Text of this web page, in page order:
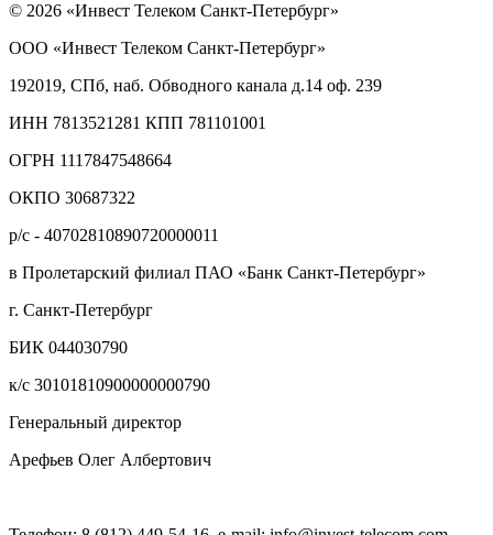
© 2026 «Инвест Телеком Санкт-Петербург»
ООО «Инвест Телеком Санкт-Петербург»
192019, СПб, наб. Обводного канала д.14 оф. 239
ИНН 7813521281 КПП 781101001
ОГРН 1117847548664
ОКПО 30687322
р/с - 40702810890720000011
в Пролетарский филиал ПАО «Банк Санкт-Петербург»
г. Санкт-Петербург
БИК 044030790
к/с 30101810900000000790
Генеральный директор
Арефьев Олег Албертович